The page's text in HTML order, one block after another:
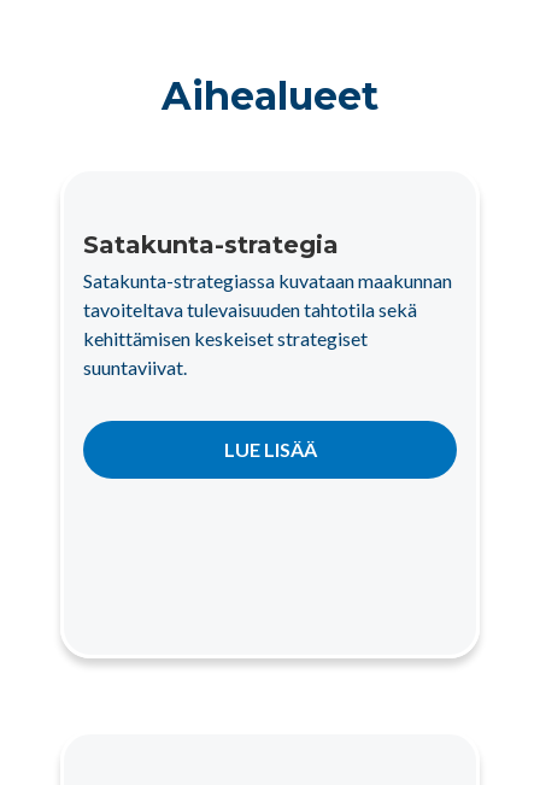
Aihealueet
Satakunta-strategia
Satakunta-strategiassa kuvataan maakunnan
tavoiteltava tulevaisuuden tahtotila sekä
kehittämisen keskeiset strategiset
suuntaviivat.
LUE LISÄÄ